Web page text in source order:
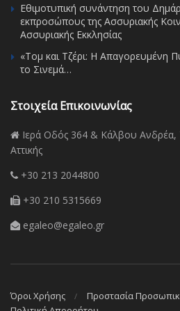
Εθιμοτυπική συνάντηση του
εκπροσώπους της Ασσυριακής
Ασσυριακής Εκκλησίας
«Τομ και Τζέρι: Η Απαγορευμένη
το Σινεμά…
Στοιχεία Επικοινωνίας
Ιερά Οδός 364 & Κάλβου Ανδρέα,
Αττικής
+30 213 2044800
+30 210 5315669
egaleo@egaleo.gr
Όροι Χρήσης
Προστασία